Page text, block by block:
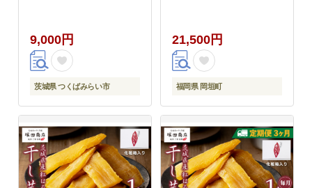
ーツ 塚田商店 マツコの
知らない世界 スーパー
ツカダ スピード配送
[EA02-NT]
9,000円
茨城県 つくばみらい市
21,500円
福岡県 岡垣町